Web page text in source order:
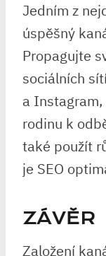
Jedním z
úspěšný
Propagujte
sociálních
a
rodinu k
také použít
je SEO
ZÁVĚR
Založení